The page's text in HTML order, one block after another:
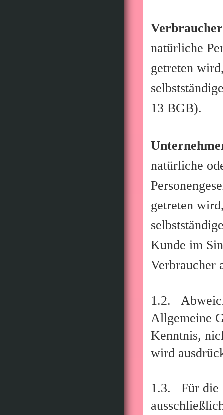
Verbraucher
natürliche
getreten
13 BGB).
natürliche
getreten
Kunde im
Verbraucher
1.2.
Allgemeine
Kenntnis,
wird
1.3. Für die